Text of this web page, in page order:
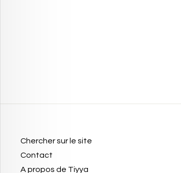
Chercher sur le site
Contact
A propos de Tiyya